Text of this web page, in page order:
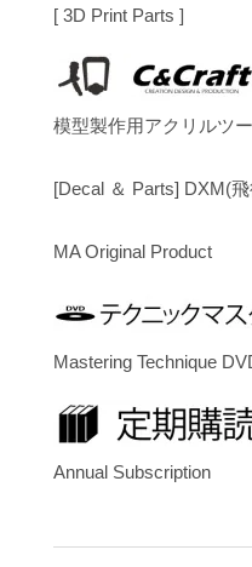
[ 3D Print Parts ]
模型製作用アクリルツ
[Decal ＆ Parts] DXM(
MA Original Product
Mastering Technique
Annual Subscription